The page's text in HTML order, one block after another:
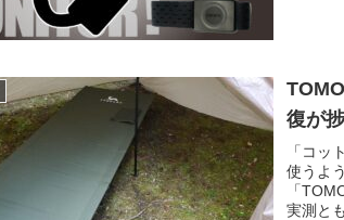
復が
「コッ
使うよ
「
実測と